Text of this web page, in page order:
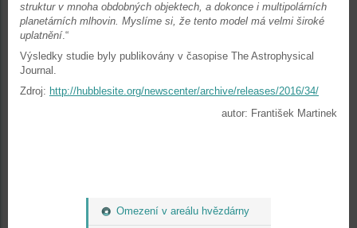
Omezení v areálu hvězdárny
struktur v mnoha obdobných objektech, a dokonce i multipolárních
planetárních mlhovin. Myslíme si, že tento model má velmi široké
uplatnění.“
Výsledky studie byly publikovány v časopise The Astrophysical
Journal.
Zdroj: http://hubblesite.org/newscenter/archive/releases/2016/34/
autor: František Martinek